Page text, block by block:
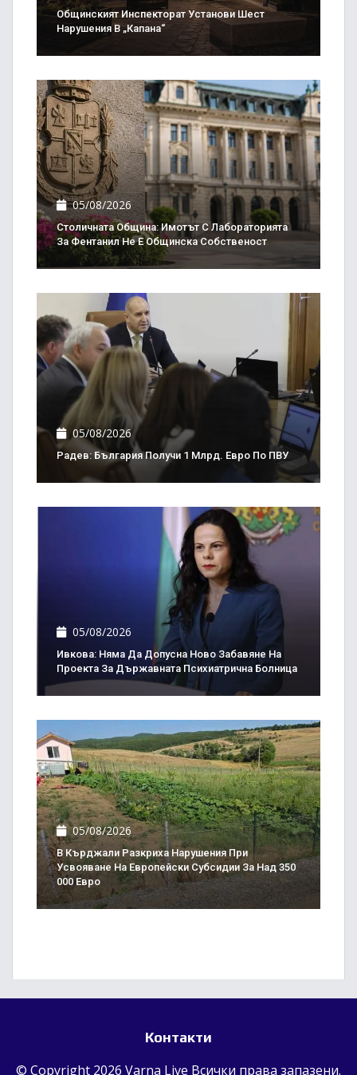
Общинският Инспекторат Установи Шест
Нарушения В „Капана“
05/08/2026
Столичната Община: Имотът С Лабораторията
За Фентанил Не Е Общинска Собственост
05/08/2026
Радев: България Получи 1 Млрд. Евро По ПВУ
05/08/2026
Ивкова: Няма Да Допусна Ново Забавяне На
Проекта За Държавната Психиатрична Болница
05/08/2026
В Кърджали Разкриха Нарушения При
Усвояване На Европейски Субсидии За Над 350
000 Евро
Контакти
© Copyright 2026 Varna Live Всички права запазени.